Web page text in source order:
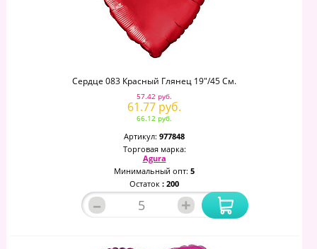
Сердце 083 Красный Глянец 19"/45 См.
57.42 руб.
61.77 руб.
66.12 руб.
Артикул: 977848
Торговая марка:
Agura
Минимальный опт: 5
Остаток : 200
– +